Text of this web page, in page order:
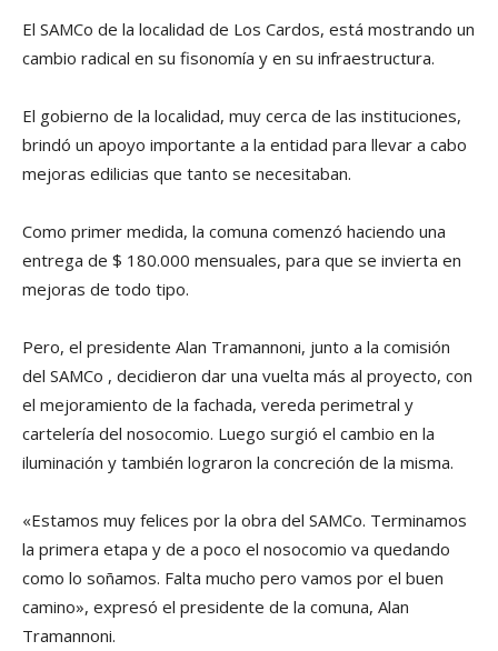
El SAMCo de la localidad de Los Cardos, está mostrando un
cambio radical en su fisonomía y en su infraestructura.
El gobierno de la localidad, muy cerca de las instituciones,
brindó un apoyo importante a la entidad para llevar a cabo
mejoras edilicias que tanto se necesitaban.
Como primer medida, la comuna comenzó haciendo una
entrega de $ 180.000 mensuales, para que se invierta en
mejoras de todo tipo.
Pero, el presidente Alan Tramannoni, junto a la comisión
del SAMCo , decidieron dar una vuelta más al proyecto, con
el mejoramiento de la fachada, vereda perimetral y
cartelería del nosocomio. Luego surgió el cambio en la
iluminación y también lograron la concreción de la misma.
«Estamos muy felices por la obra del SAMCo. Terminamos
la primera etapa y de a poco el nosocomio va quedando
como lo soñamos. Falta mucho pero vamos por el buen
camino», expresó el presidente de la comuna, Alan
Tramannoni.